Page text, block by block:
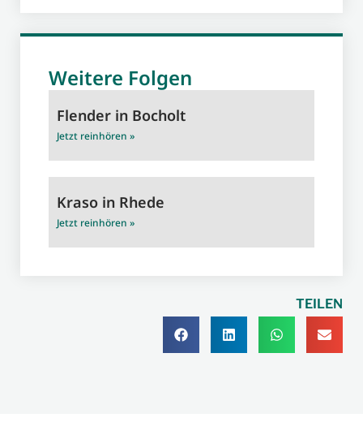
Weitere Folgen
Flender in Bocholt
Jetzt reinhören »
Kraso in Rhede
Jetzt reinhören »
TEILEN